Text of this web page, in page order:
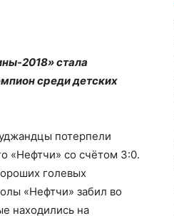
2018» стала
среди детских
потерпели
«Нефтчи» со счётом 3:0.
голевых
«Нефтчи» забил во
находились на